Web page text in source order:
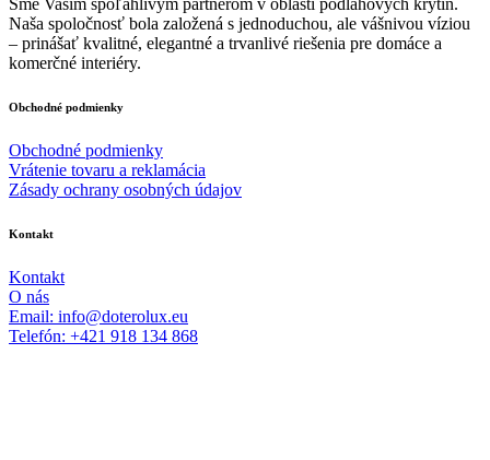
stránke
produktu.
Sme Vaším spoľahlivým partnerom v oblasti podlahových krytín.
Naša spoločnosť bola založená s jednoduchou, ale vášnivou víziou
– prinášať kvalitné, elegantné a trvanlivé riešenia pre domáce a
komerčné interiéry.
Obchodné podmienky
Obchodné podmienky
Vrátenie tovaru a reklamácia
Zásady ochrany osobných údajov
Kontakt
Kontakt
O nás
Email: info@doterolux.eu
Telefón: +421 918 134 868